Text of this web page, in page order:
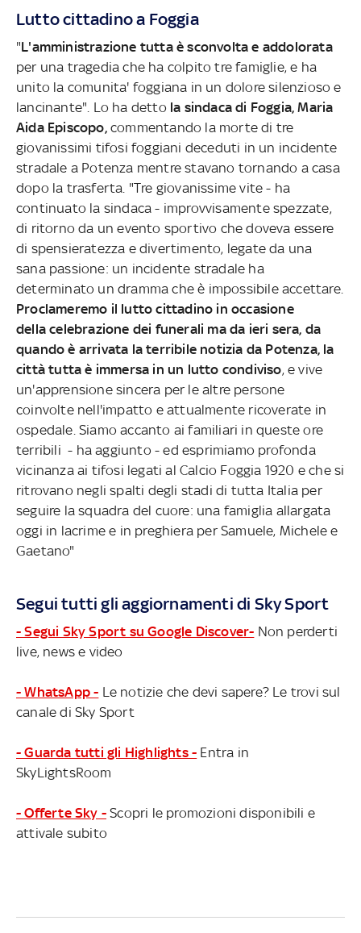
Lutto cittadino a Foggia
"L'amministrazione tutta è sconvolta e addolorata
per una tragedia che ha colpito tre famiglie, e ha
unito la comunita' foggiana in un dolore silenzioso e
lancinante". Lo ha detto la sindaca di Foggia, Maria
Aida Episcopo,commentando la morte di tre
giovanissimi tifosi foggiani deceduti in un incidente
stradale a Potenza mentre stavano tornando a casa
dopo la trasferta. "Tre giovanissime vite - ha
continuato la sindaca - improvvisamente spezzate,
di ritorno da un evento sportivo che doveva essere
di spensieratezza e divertimento, legate da una
sana passione: un incidente stradale ha
determinato un dramma che è impossibile accettare.
Proclameremo il lutto cittadino in occasione
della celebrazione dei funerali ma da ieri sera, da
quando è arrivata la terribile notizia da Potenza, la
città tutta è immersa in un lutto condiviso, e vive
un'apprensione sincera per le altre persone
coinvolte nell'impatto e attualmente ricoverate in
ospedale. Siamo accanto ai familiari in queste ore
terribili - ha aggiunto - ed esprimiamo profonda
vicinanza ai tifosi legati al Calcio Foggia 1920 e che si
ritrovano negli spalti degli stadi di tutta Italia per
seguire la squadra del cuore: una famiglia allargata
oggi in lacrime e in preghiera per Samuele, Michele e
Gaetano"
Segui tutti gli aggiornamenti di Sky Sport
- Segui Sky Sport su Google Discover- Non perderti
live, news e video
- WhatsApp - Le notizie che devi sapere? Le trovi sul
canale di Sky Sport
- Guarda tutti gli Highlights - Entra in
SkyLightsRoom
- Offerte Sky - Scopri le promozioni disponibili e
attivale subito